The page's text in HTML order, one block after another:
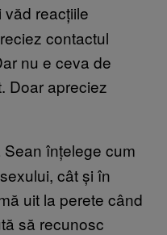
reacțiile
contactul
nu e ceva de
Doar apreciez
înțelege cum
cât și în
uit la perete când
să recunosc